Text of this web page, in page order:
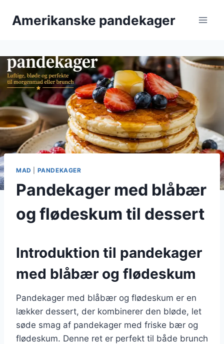
Amerikanske pandekager
MAD PANDEKAGER
Pandekager med blåbær
og flødeskum til dessert
Introduktion til pandekager
med blåbær og flødeskum
Pandekager med blåbær og flødeskum er en
lækker dessert, der kombinerer den bløde, let
søde smag af pandekager med friske bær og
flødeskum. Denne ret er perfekt til både brunch